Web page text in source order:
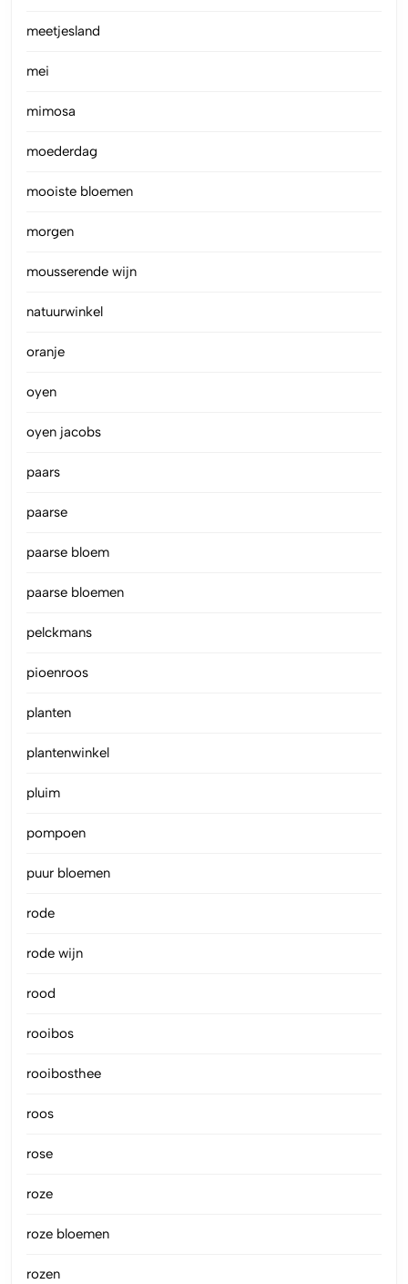
meetjesland
mei
mimosa
moederdag
mooiste bloemen
morgen
mousserende wijn
natuurwinkel
oranje
oyen
oyen jacobs
paars
paarse
paarse bloem
paarse bloemen
pelckmans
pioenroos
planten
plantenwinkel
pluim
pompoen
puur bloemen
rode
rode wijn
rood
rooibos
rooibosthee
roos
rose
roze
roze bloemen
rozen